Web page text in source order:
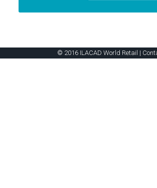
© 2016 ILACAD World Retail |